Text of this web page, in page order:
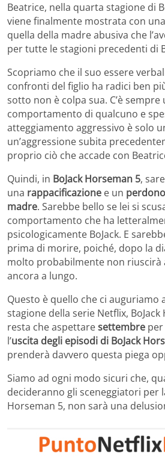
Beatrice, nella quarta stagione di
viene finalmente mostrata con
quella della madre abusiva che
per tutte le stagioni precedenti di
Scopriamo che il suo essere
confronti del figlio ha radici ben
sotto non è colpa sua. C’è
comportamento di qualcuno e
atteggiamento aggressivo è solo
un’aggressione subita
proprio ciò che accade con
Quindi, in BoJack Horseman 5,
una rappacificazione e un
madre. Sarebbe bello se lei si
comportamento che ha
psicologicamente BoJack. E
prima di morire, poiché, dopo la
molto probabilmente non riuscirà
ancora a lungo.
Questo è quello che ci auguriamo
stagione della serie Netflix,
resta che aspettaresettembre
l’uscita degli episodi di BoJack
prenderà davvero questa piega
Siamo ad ogni modo sicuri che,
decideranno gli sceneggiatori per
Horseman 5, non sarà una